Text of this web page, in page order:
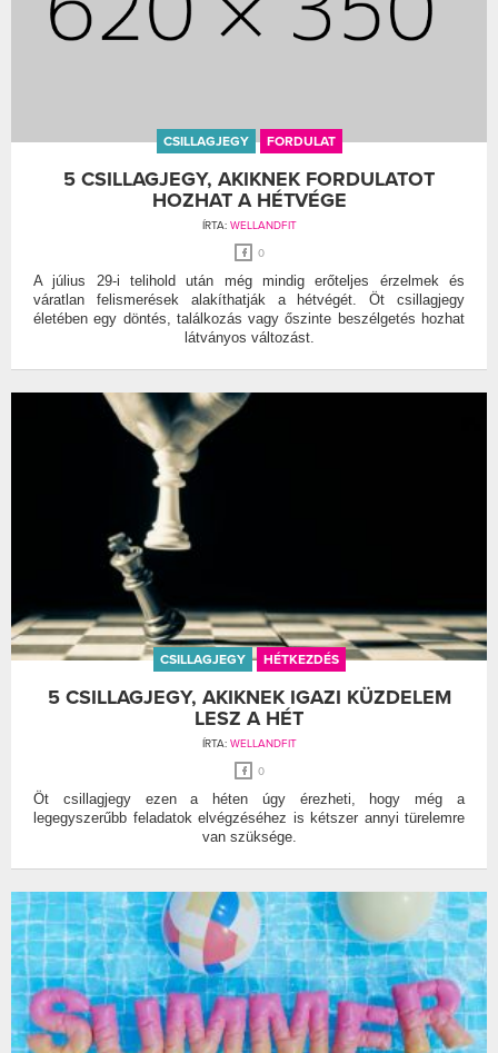
CSILLAGJEGY FORDULAT
5 CSILLAGJEGY, AKIKNEK FORDULATOT
HOZHAT A HÉTVÉGE
ÍRTA: WELLANDFIT
0
A július 29-i telihold után még mindig erőteljes érzelmek és
váratlan felismerések alakíthatják a hétvégét. Öt csillagjegy
életében egy döntés, találkozás vagy őszinte beszélgetés hozhat
látványos változást.
CSILLAGJEGY HÉTKEZDÉS
5 CSILLAGJEGY, AKIKNEK IGAZI KÜZDELEM
LESZ A HÉT
ÍRTA: WELLANDFIT
0
Öt csillagjegy ezen a héten úgy érezheti, hogy még a
legegyszerűbb feladatok elvégzéséhez is kétszer annyi türelemre
van szüksége.